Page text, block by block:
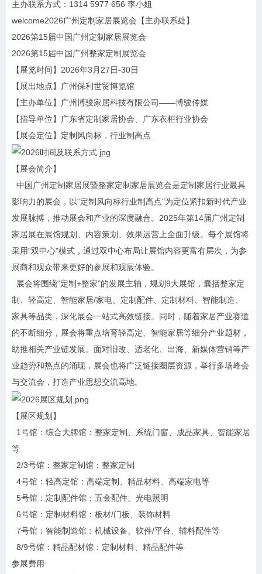
主办联系方式：1314 5977 656 李小姐
welcome2026广州定制家居展览会【主办联系处】
2026第15届中国广州定制家居展览会
2026第15届中国广州整家定制展览会
【展览时间】2026年3月27日-30日
【展出地点】广州保利世贸博览馆
【主办单位】广州博骏家居科技有限公司——博骏传媒
【指导单位】广东省定制家居协会、广东衣柜行业协会
【展会定位】定制风向标，行业制高点
【展会简介】
中国广州定制家居展暨整家定制家居展览会是定制家居行业最具
影响力的展会，以“定制风向标行业制高点"为定位紧扣新时代产业
发展脉搏，推动展会和产业的深度融合。2025年第14届广州定制
家居展在展馆规划、内容策划、效果运营上全面升级。每个展馆将
采用“双中心"模式，通过双中心布局让展馆内容更富有层次，为参
展商和观众带来更好的参展和观展体验。
展会将围绕“定制+整家"的发展主轴，规划9大展馆，囊括整家定
制、轻高定、智能家居/家电、定制配件、定制材料、智能制造、
家具等品类，深化展会一站式高效链接。同时，随着家居产业赛道
的不断细分，展会将重点培育轻高定、智能家居等细分产业题材，
助推相关产业链发展。面对旧改、适老化、出海、新媒体营销等产
业趋势和热点的涌现，展会也将广泛链接圈层资源，举行多场峰会
与交流会，打造产业思想交流高地。
【展区规划】
1号馆：综合大牌馆：整家定制、系统门窗、成品家具、智能家居
等
2/3号馆：整家定制馆：整家定制
4号馆：轻高定馆：高端定制、精品材料、高端家电等
5号馆：定制配件馆：五金配件、光电照明
6号馆：定制材料馆：板材/门板、装饰材料
7号馆：智能制造馆：机械设备、软件/平台、辅料配件等
8/9号馆：精品配材馆：定制材料、精品配件等
参展费用